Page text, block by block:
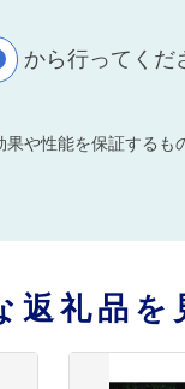
から行ってくだ
や性能を保証するも
礼品を